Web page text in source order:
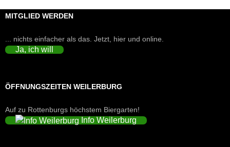
MITGLIED WERDEN
... nichts einfacher als das. Jetzt, hier und online.
Ja, ich will
ÖFFNUNGSZEITEN WEILERBURG
Auf zu Rottenburgs höchstem Biergarten!
Info Weilerburg